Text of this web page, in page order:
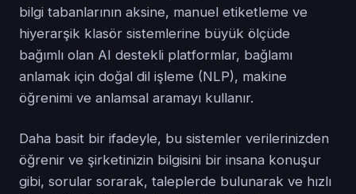
bilgi tabanlarının aksine, manuel etiketleme ve
hiyerarşik klasör sistemlerine büyük ölçüde
bağımlı olan AI destekli platformlar, bağlamı
anlamak için doğal dil işleme (NLP), makine
öğrenimi ve anlamsal aramayı kullanır.
Daha basit bir ifadeyle, bu sistemler verilerinizden
öğrenir ve şirketinizin bilgisini bir insana konuşur
gibi, sorular sorarak, taleplerde bulunarak ve hızlı